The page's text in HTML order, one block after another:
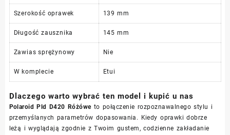
Szerokość oprawek 139 mm
Długość zausznika 145 mm
Zawias sprężynowy Nie
W komplecie Etui
Dlaczego warto wybrać ten model i kupić u nas
Polaroid Pld D420 Różóweto połączenie rozpoznawalnego stylu i
przemyślanych parametrów dopasowania. Kiedy oprawki dobrze
leżą i wyglądają zgodnie z Twoim gustem, codzienne zakładanie